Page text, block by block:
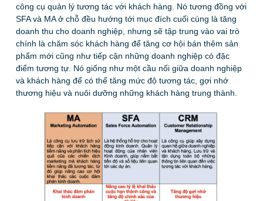
công cụ quản lý tương tác với khách hàng. Nó tương đồng với
SFA và MA ở chỗ đều hướng tới mục đích cuối cùng là tăng
doanh thu cho doanh nghiệp, nhưng sẽ tập trung vào vai trò
chính là chăm sóc khách hàng để tăng cơ hội bán thêm sản
phẩm mới cũng như tiếp cận những doanh nghiệp có đặc
điểm tương tự. Nó giống như một cầu nối giữa doanh nghiệp
và khách hàng để có thể tăng mức độ tương tác, gợi nhớ
thương hiệu và nuôi dưỡng những khách hàng trung thành.